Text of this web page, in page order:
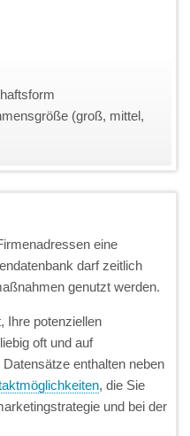
(groß, mittel,
eine
darf zeitlich
genutzt werden.
Ihre potenziellen
oft und auf
enthalten neben
, die Sie
und bei der